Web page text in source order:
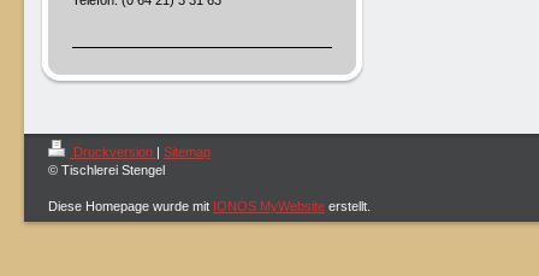
Druckversion | Sitemap
© Tischlerei Stengel
Diese Homepage wurde mit IONOS MyWebsite erstellt.